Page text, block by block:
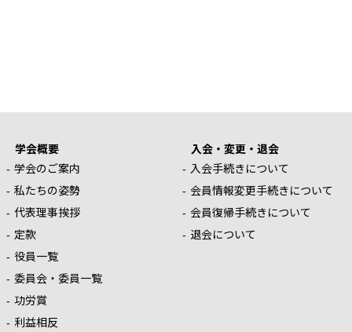
学会概要
学会のご案内
私たちの姿勢
代表理事挨拶
定款
役員一覧
委員会・委員一覧
功労賞
利益相反
入会・変更・退会
入会手続きについて
会員情報変更手続きについて
会員復帰手続きについて
退会について